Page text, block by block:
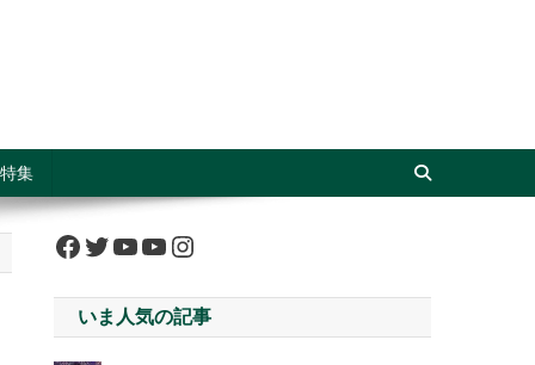
特集
Facebook
Twitter
YouTube
YouTube
Instagram
いま人気の記事